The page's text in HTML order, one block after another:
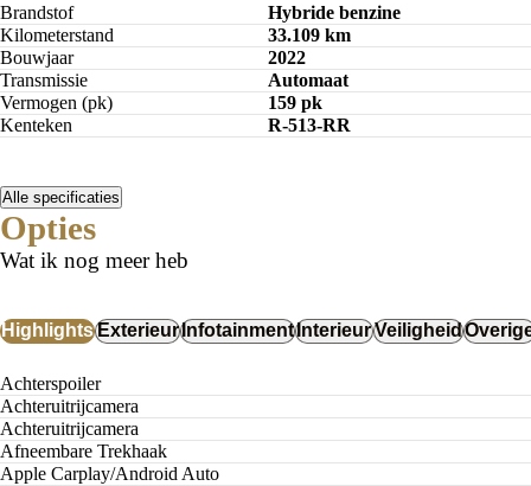
Brandstof
Hybride benzine
Kilometerstand
33.109 km
Bouwjaar
2022
Transmissie
Automaat
Vermogen (pk)
159 pk
Kenteken
R-513-RR
Alle specificaties
Opties
Wat ik nog meer heb
HighlightsExterieurInfotainmentInterieurVeiligheid
Achterspoiler
Achteruitrijcamera
Achteruitrijcamera
Afneembare Trekhaak
Apple Carplay/Android Auto